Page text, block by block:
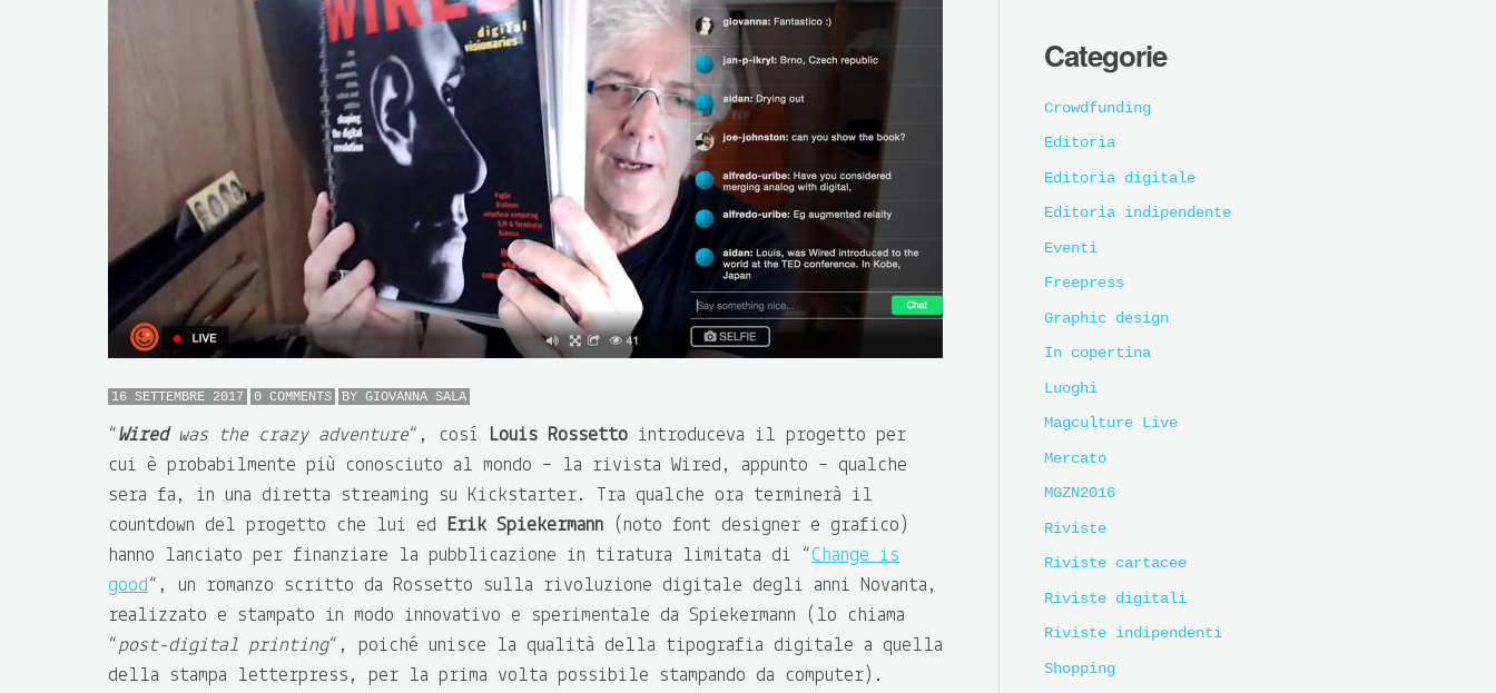
16 SETTEMBRE 2017 0 COMMENTS BY GIOVANNA SALA
“Wiredwas the crazy adventure“, così Louis Rossetto introduceva il progetto per
cui è probabilmente più conosciuto al mondo – la rivista Wired, appunto – qualche
sera fa, in una diretta streaming su Kickstarter. Tra qualche ora terminerà il
countdown del progetto che lui ed
Erik Spiekermann (noto font designer e grafico)
hanno lanciato per finanziare la pubblicazione in tiratura limitata di “Change is
good“, un romanzo scritto da Rossetto sulla rivoluzione digitale degli anni Novanta,
realizzato e stampato in modo innovativo e sperimentale da Spiekermann (lo chiama
“post-digital printing“, poiché unisce la qualità della tipografia digitale a quella
della stampa letterpress, per la prima volta possibile stampando da computer).
Categorie
Crowdfunding
Editoria
Editoria digitale
Editoria indipendente
Eventi
Freepress
Graphic design
In copertina
Luoghi
Magculture Live
Mercato
MGZN2016
Riviste
Riviste cartacee
Riviste digitali
Riviste indipendenti
Shopping